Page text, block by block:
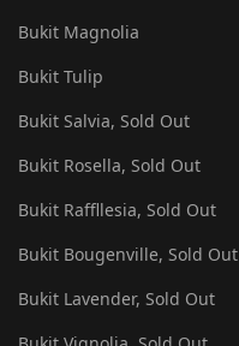
Bukit Magnolia
Bukit Tulip
Bukit Salvia, Sold Out
Bukit Rosella, Sold Out
Bukit Raffllesia, Sold Out
Bukit Bougenville, Sold Out
Bukit Lavender, Sold Out